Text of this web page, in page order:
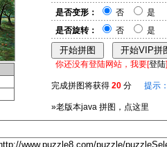
是否变形：
否
是
是否旋转：
否 是
你还没有登陆网站，我要[登陆
完成拼图将获得 20 分 提示
»老版本java 拼图，点这里